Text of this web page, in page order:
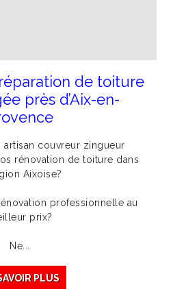
de toiture
près d’Aix-en-
artisan couvreur zingueur
rénovation de toiture dans
Aixoise?
professionnelle au
prix?
Ne...
PLUS